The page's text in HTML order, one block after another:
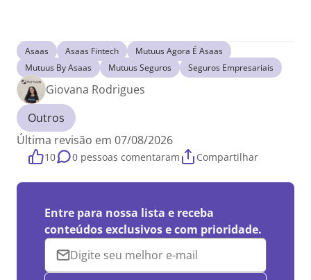
Asaas Asaas Fintech
Mutuus Agora É Asaas
Mutuus By Asaas
Mutuus Seguros Seguros Empresariais
Giovana Rodrigues
Outros
Última revisão em 07/08/2026
10 0 pessoas comentaram Compartilhar
Entre para nossa lista e receba
conteúdos exclusivos e com prioridade.